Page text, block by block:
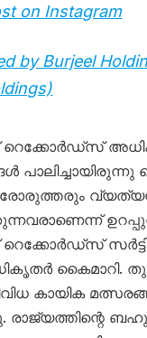
on Instagram
by Burjeel
റെക്കോര്‍ഡ്‌സ്
കൈമാറി.
കായിക
രാജ്യത്തിന്റെ